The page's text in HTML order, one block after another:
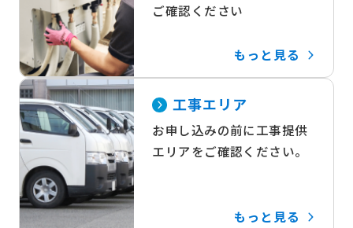
ご確認ください
もっと見る
工事エリア
お申し込みの前に工事提供
エリアをご確認ください。
もっと見る